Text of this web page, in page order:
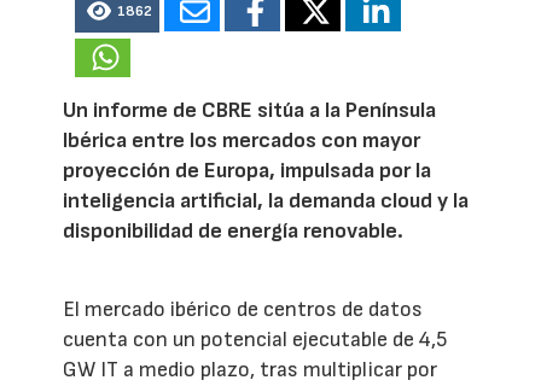
1862
Un informe de CBRE sitúa a la Península
Ibérica entre los mercados con mayor
proyección de Europa, impulsada por la
inteligencia artificial, la demanda cloud y la
disponibilidad de energía renovable.
El mercado ibérico de centros de datos
cuenta con un potencial ejecutable de 4,5
GW IT a medio plazo, tras multiplicar por